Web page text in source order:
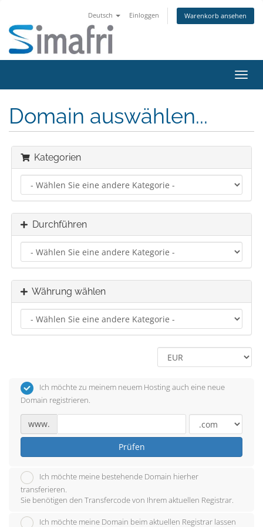
Deutsch Einloggen Warenkorb ansehen
ein-/
Domain auswählen...
Kategorien
Durchführen
Währung wählen
Ich möchte zu meinem neuem Hosting auch eine neue
Domain registrieren.
www.
Prüfen
Ich möchte meine bestehende Domain hierher
transferieren.
Sie benötigen den Transfercode von Ihrem aktuellen Registrar.
Ich möchte meine Domain beim aktuellen Registrar lassen